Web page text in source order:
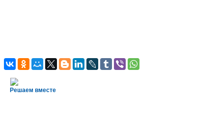
Решаем вместе